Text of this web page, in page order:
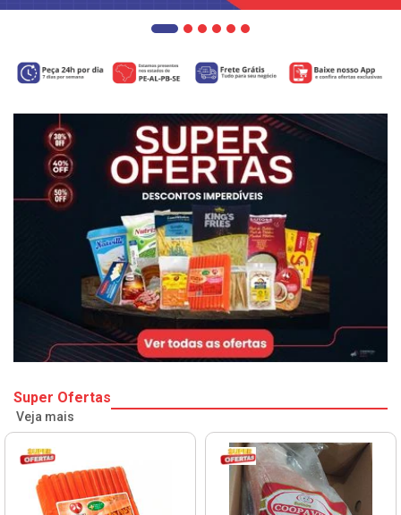
Super Ofertas
Veja mais